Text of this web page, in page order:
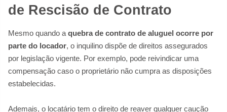
de Rescisão de Contrato
Mesmo quando a quebra de contrato de aluguel ocorre por
parte do locador, o inquilino dispõe de direitos assegurados
por legislação vigente. Por exemplo, pode reivindicar uma
compensação caso o proprietário não cumpra as disposições
estabelecidas.
Ademais, o locatário tem o direito de reaver qualquer caução